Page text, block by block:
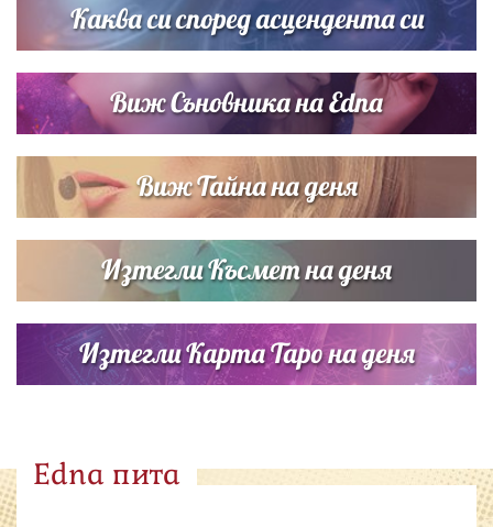
Каква си според асцендента си
Виж Съновника на Edna
Виж Тайна на деня
Изтегли Късмет на деня
Изтегли Карта Таро на деня
Edna пита